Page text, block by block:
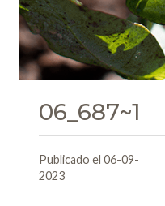
06_687~1
Publicado el 06-09-
2023